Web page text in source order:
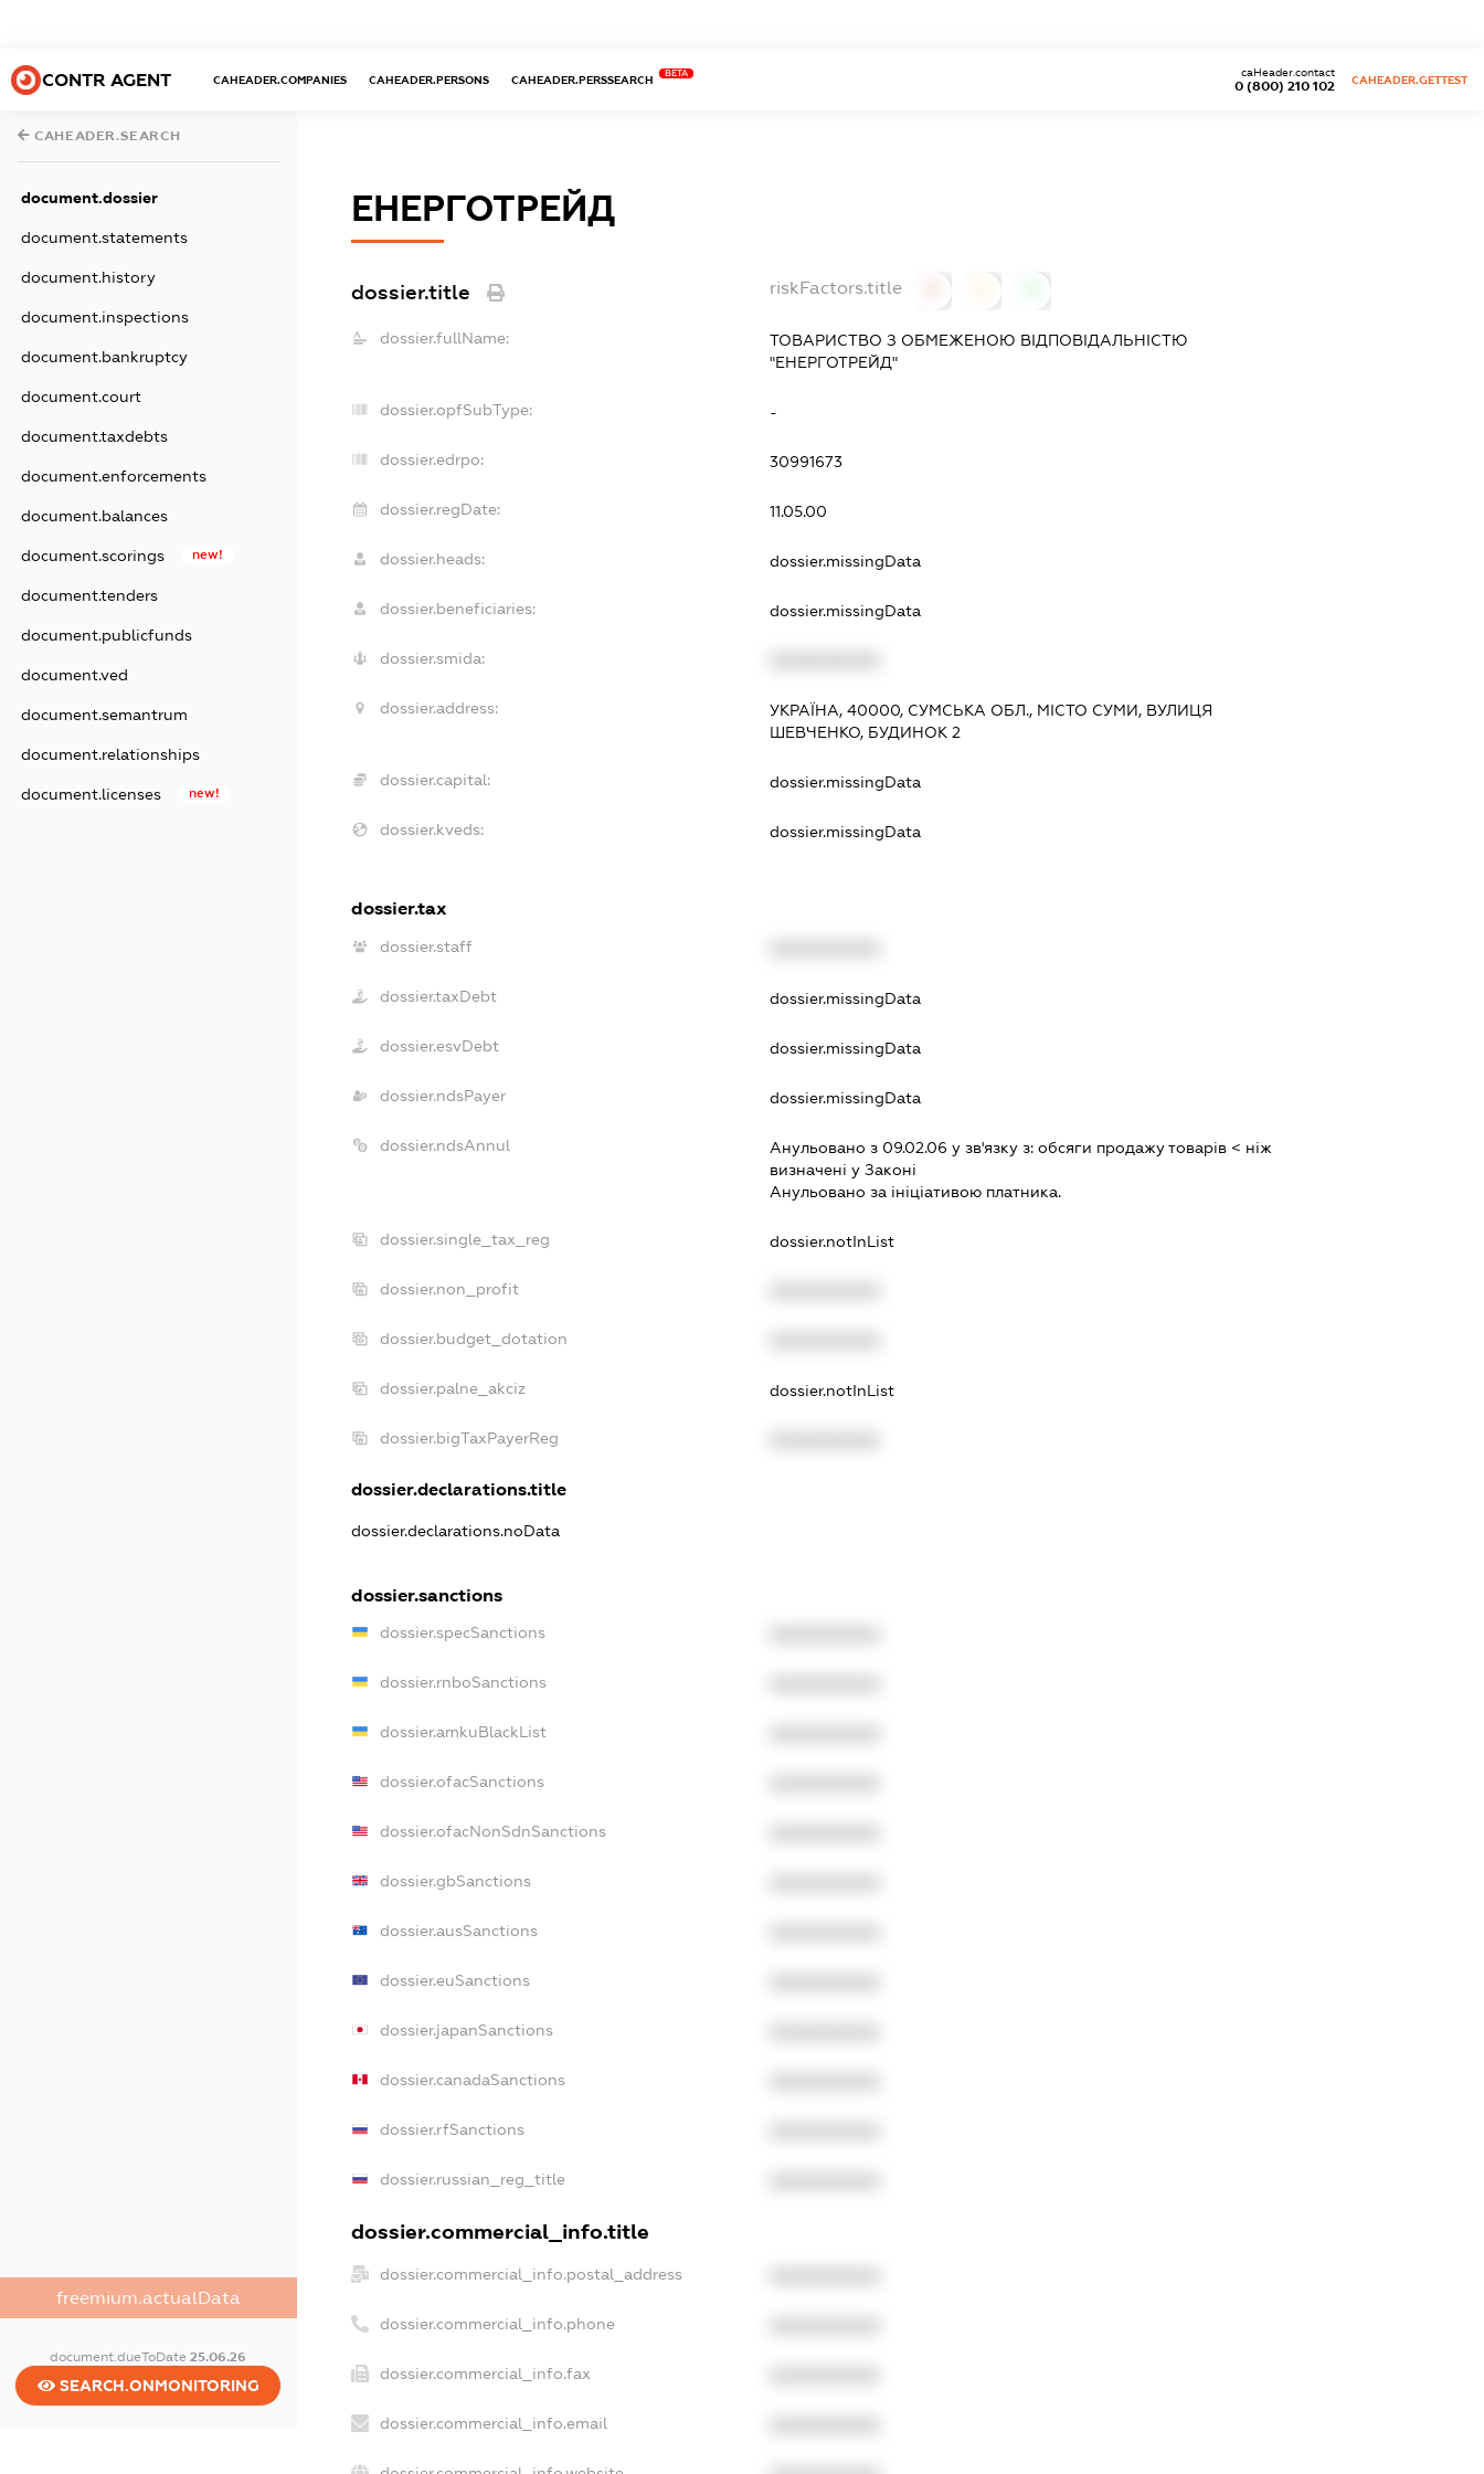
CONTR AGENT CAHEADER.COMPANIES CAHEADER.PERSONS CAHEADER.PERSSEARCH
BETA
0 (800) 210 102
caHeader.contact
CAHEADER.GETTEST
CAHEADER.SEARCH
document.dossier
document.statements
document.history
document.inspections
document.bankruptcy
document.court
document.taxdebts
document.enforcements
document.balances
document.scorings new!
document.tenders
document.publicfunds
document.ved
document.semantrum
document.relationships
document.licenses new!
freemium.actualData
document.dueToDate25.06.26
SEARCH.ONMONITORING
ЕНЕРГОТРЕЙД
dossier.title riskFactors.title
dossier.fullName:
ТОВАРИСТВО З ОБМЕЖЕНОЮ ВІДПОВІДАЛЬНІСТЮ
"ЕНЕРГОТРЕЙД"
dossier.opfSubType: -
dossier.edrpo: 30991673
dossier.regDate: 11.05.00
dossier.heads: dossier.missingData
dossier.beneficiaries: dossier.missingData
dossier.smida:
dossier.address:
УКРАЇНА, 40000, СУМСЬКА ОБЛ., МІСТО СУМИ, ВУЛИЦЯ
ШЕВЧЕНКО, БУДИНОК 2
dossier.capital: dossier.missingData
dossier.kveds: dossier.missingData
dossier.tax
dossier.staff
dossier.taxDebt dossier.missingData
dossier.esvDebt dossier.missingData
dossier.ndsPayer dossier.missingData
dossier.ndsAnnul Анульовано з 09.02.06 у зв'язку з:обсяги продажу товарiв < нiж
визначенi у Законi
Анульовано за iнiцiативою платника.
dossier.single_tax_reg dossier.notInList
dossier.non_profit
dossier.budget_dotation
dossier.palne_akciz dossier.notInList
dossier.bigTaxPayerReg
dossier.declarations.title
dossier.declarations.noData
dossier.sanctions
dossier.specSanctions
dossier.rnboSanctions
dossier.amkuBlackList
dossier.ofacSanctions
dossier.ofacNonSdnSanctions
dossier.gbSanctions
dossier.ausSanctions
dossier.euSanctions
dossier.japanSanctions
dossier.canadaSanctions
dossier.rfSanctions
dossier.russian_reg_title
dossier.commercial_info.title
dossier.commercial_info.postal_address
dossier.commercial_info.phone
dossier.commercial_info.fax
dossier.commercial_info.email